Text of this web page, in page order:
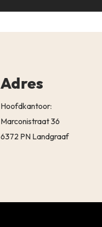
Adres
Hoofdkantoor:
Marconistraat 36
6372 PN Landgraaf